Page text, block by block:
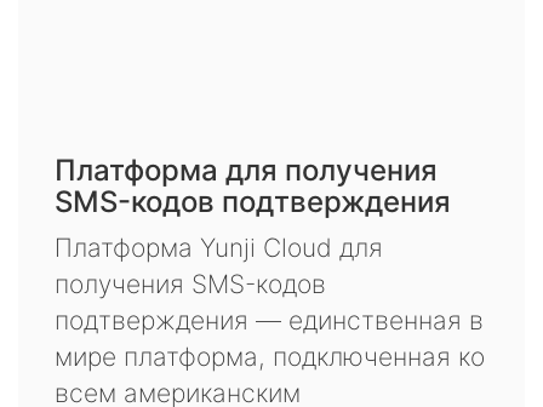
Платформа для получения
SMS-кодов подтверждения
Платформа Yunji Cloud для
получения SMS-кодов
подтверждения — единственная в
мире платформа, подключенная ко
всем американским